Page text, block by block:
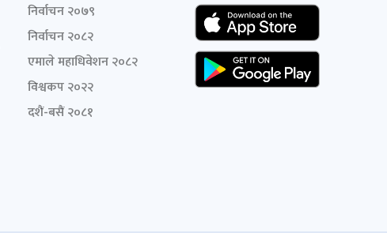
निर्वाचन २०७९
निर्वाचन २०८२
एमाले महाधिवेशन २०८२
विश्वकप २०२२
दशैं-बसैं २०८१